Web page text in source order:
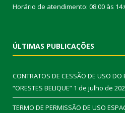
Horário de atendimento: 08:00 às
ÚLTIMAS PUBLICAÇÕES
CONTRATOS DE CESSÃO DE USO DO
“ORESTES BELIQUE” 1 de julho de
TERMO DE PERMISSÃO DE USO